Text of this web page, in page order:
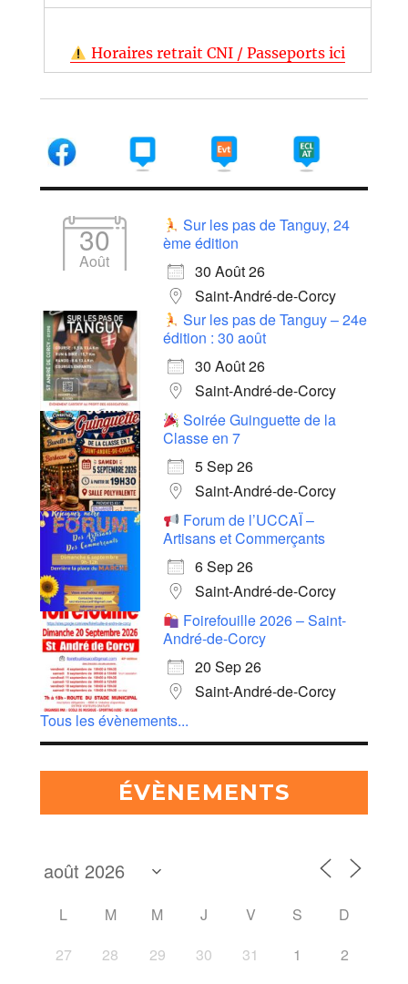
Horaires retrait CNI / Passeports ici
30
Août
Sur les pas de Tanguy, 24
ème édition
30 Août 26
Saint-André-de-Corcy
Sur les pas de Tanguy – 24e
édition : 30 août
30 Août 26
Saint-André-de-Corcy
Soirée Guinguette de la
Classe en 7
5 Sep 26
Saint-André-de-Corcy
Forum de l’UCCAÏ –
Artisans et Commerçants
6 Sep 26
Saint-André-de-Corcy
Foirefouille 2026 – Saint-
André-de-Corcy
20 Sep 26
Saint-André-de-Corcy
Tous les évènements...
ÉVÈNEMENTS
L M M J V S
D
27
28 29 30 31 1 2